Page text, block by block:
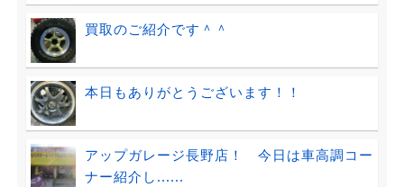
買取のご紹介です＾＾
本日もありがとうございます！！
アップガレージ長野店！ 今日は車高調コー
ナー紹介し......